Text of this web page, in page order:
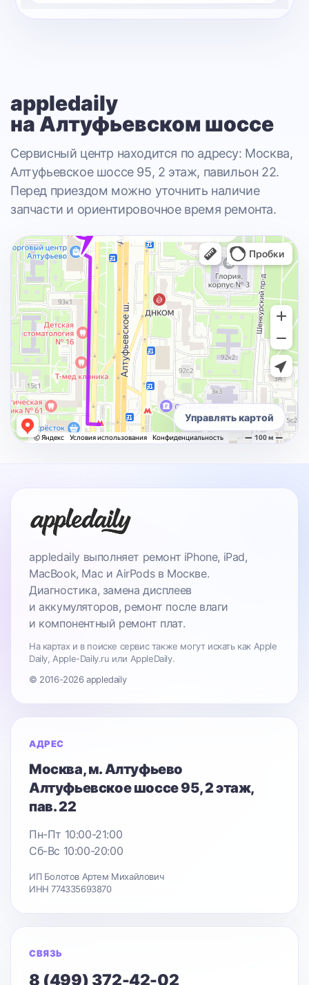
appledaily
на Алтуфьевском шоссе
Сервисный центр находится по адресу: Москва,
Алтуфьевское шоссе 95, 2 этаж, павильон 22.
Перед приездом можно уточнить наличие
запчасти и ориентировочное время ремонта.
Управлять картой
appledaily выполняет ремонт iPhone, iPad,
MacBook, Mac и AirPods в Москве.
Диагностика, замена дисплеев
и аккумуляторов, ремонт после влаги
и компонентный ремонт плат.
На картах и в поиске сервис также могут искать как Apple
Daily, Apple-Daily.ru или AppleDaily.
© 2016-2026 appledaily
АДРЕС
Москва, м. Алтуфьево
Алтуфьевское шоссе 95, 2 этаж,
пав. 22
Пн-Пт 10:00-21:00
Сб-Вс 10:00-20:00
ИП Болотов Артем Михайлович
ИНН 774335693870
СВЯЗЬ
8 (499) 372-42-02